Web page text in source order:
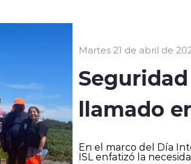
Martes 21 de abril de
llamado
En el marco del Día
ISL enfatizó la